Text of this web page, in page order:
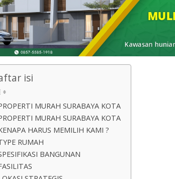
isi
MURAH SURABAYA KOTA
MURAH SURABAYA KOTA
HARUS MEMILIH KAMI ?
RUMAH
BANGUNAN